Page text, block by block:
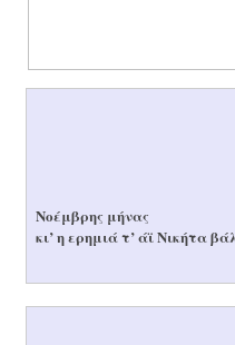
Νοέμβρης
κι’ η ερημιά τ’ άϊ Νικήτα